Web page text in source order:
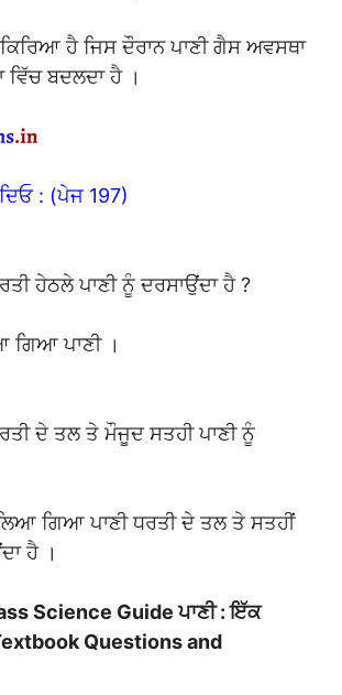
ਹੈ ਜਿਸ ਦੌਰਾਨ ਪਾਣੀ ਗੈਸ ਅਵਸਥਾ
ਬਦਲਦਾ ਹੈ ।
: (ਪੇਜ 197)
ਹੇਠਲੇ ਪਾਣੀ ਨੂੰ ਦਰਸਾਉਂਦਾ ਹੈ ?
ਗਿਆ ਪਾਣੀ ।
ਦੇ ਤਲ ਤੇ ਮੌਜੂਦ ਸਤਹੀ ਪਾਣੀ ਨੂੰ
ਲਿਆ ਗਿਆ ਪਾਣੀ ਧਰਤੀ ਦੇ ਤਲ ਤੇ ਸਤਹੀਂ
ਹੈ ।
Science Guide ਪਾਣੀ : ਇੱਕ
Questions and